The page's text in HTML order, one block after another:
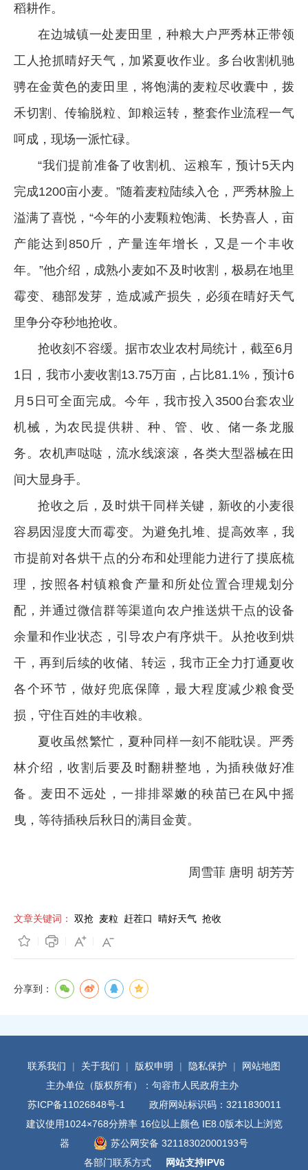
稻耕作。
在边城镇一处麦田里，种粮大户严秀林正带领
工人抢抓晴好天气，加紧夏收作业。多台收割机驰
骋在金黄色的麦田里，将饱满的麦粒尽收囊中，拨
禾切割、传输脱粒、卸粮运转，整套作业流程一气
呵成，现场一派忙碌。
“我们提前准备了收割机、运粮车，预计5天内
完成1200亩小麦。”随着麦粒陆续入仓，严秀林脸上
溢满了喜悦，“今年的小麦颗粒饱满、长势喜人，亩
产能达到850斤，产量连年增长，又是一个丰收
年。”他介绍，成熟小麦如不及时收割，极易在地里
霉变、穗部发芽，造成减产损失，必须在晴好天气
里争分夺秒地抢收。
抢收刻不容缓。据市农业农村局统计，截至6月
1日，我市小麦收割13.75万亩，占比81.1%，预计6
月5日可全面完成。今年，我市投入3500台套农业
机械，为农民提供耕、种、管、收、储一条龙服
务。农机声哒哒，流水线滚滚，各类大型器械在田
间大显身手。
抢收之后，及时烘干同样关键，新收的小麦很
容易因湿度大而霉变。为避免扎堆、提高效率，我
市提前对各烘干点的分布和处理能力进行了摸底梳
理，按照各村镇粮食产量和所处位置合理规划分
配，并通过微信群等渠道向农户推送烘干点的设备
余量和作业状态，引导农户有序烘干。从抢收到烘
干，再到后续的收储、转运，我市正全力打通夏收
各个环节，做好兜底保障，最大程度减少粮食受
损，守住百姓的丰收粮。
夏收虽然繁忙，夏种同样一刻不能耽误。严秀
林介绍，收割后要及时翻耕整地，为插秧做好准
备。麦田不远处，一排排翠嫩的秧苗已在风中摇
曳，等待插秧后秋日的满目金黄。
周雪菲 唐明 胡芳芳
文章关键词： 双抢 麦粒 赶茬口 晴好天气 抢收
分享到：
联系我们 | 关于我们 | 版权申明 | 隐私保护 |
网站地图
主办单位（版权所有）：句容市人民政府主办
苏ICP备11026848号-1
政府网站标识码：3211830011
建议使用1024×768分辨率 16位以上颜色 IE8.0版本以上浏览
器
苏公网安备 32118302000193号
各部门联系方式
网站支持IPV6